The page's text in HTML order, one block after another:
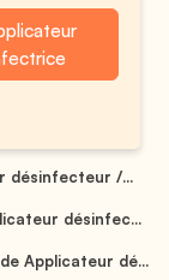
désinfecteur /...
désinfec...
Applicateur dé...